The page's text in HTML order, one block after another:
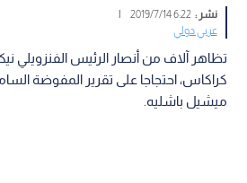
نشر :6:22 2019/7/14
|
عربي دولي
تظاهر آلاف من أنصار الرئيس الفنزويلي
كراكاس، احتجاجا على تقرير المفوضة
ميشيل باشليه.